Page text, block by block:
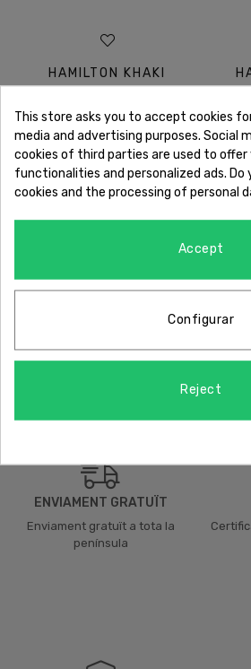
HAMILTON KHAKI
FIELD NEGRE 33 MM
ENVIAMENT GRATUÏT
Enviament gratuït a tota la
península
This store asks you to accept cookies
media and advertising purposes. Social
cookies of third parties are used to offer
functionalities and personalized ads.
cookies and the processing of personal
Accept
Configurar
Reject